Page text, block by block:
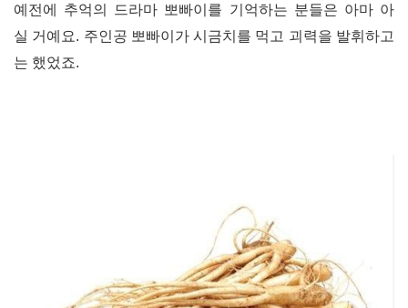
예전에 추억의 드라마 뽀빠이를 기억하는 분들은 아마 아
실 거예요. 주인공 뽀빠이가 시금치를 먹고 괴력을 발휘하고
는 했었죠.